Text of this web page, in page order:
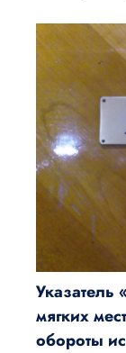
Указатель
мягких
обороты